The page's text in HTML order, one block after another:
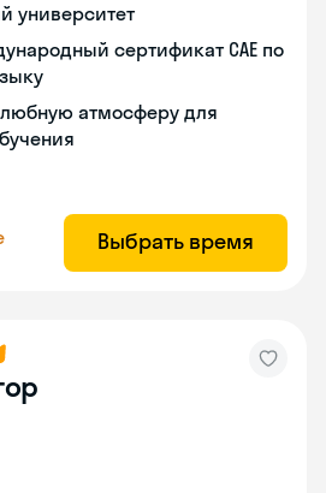
университет
сертификат САЕ по
атмосферу для
Выбрать время